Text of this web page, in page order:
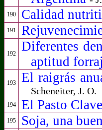
190 Calidad
191
192
Diferentes
aptitud
193 El raigrás
Scheneiter, J. O.
194 El Pasto
195 Soja, una